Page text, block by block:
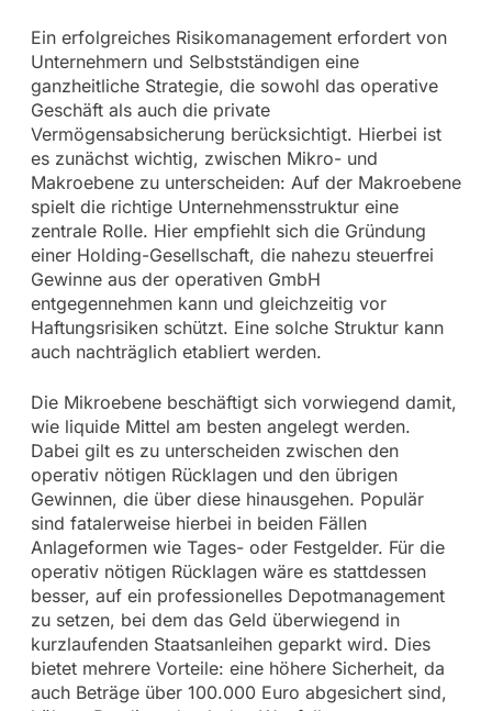
Ein erfolgreiches Risikomanagement erfordert von
Unternehmern und Selbstständigen eine
ganzheitliche Strategie, die sowohl das operative
Geschäft als auch die private
Vermögensabsicherung berücksichtigt. Hierbei ist
es zunächst wichtig, zwischen Mikro- und
Makroebene zu unterscheiden: Auf der Makroebene
spielt die richtige Unternehmensstruktur eine
zentrale Rolle. Hier empfiehlt sich die Gründung
einer Holding-Gesellschaft, die nahezu steuerfrei
Gewinne aus der operativen GmbH
entgegennehmen kann und gleichzeitig vor
Haftungsrisiken schützt. Eine solche Struktur kann
auch nachträglich etabliert werden.
Die Mikroebene beschäftigt sich vorwiegend damit,
wie liquide Mittel am besten angelegt werden.
Dabei gilt es zu unterscheiden zwischen den
operativ nötigen Rücklagen und den übrigen
Gewinnen, die über diese hinausgehen. Populär
sind fatalerweise hierbei in beiden Fällen
Anlageformen wie Tages- oder Festgelder. Für die
operativ nötigen Rücklagen wäre es stattdessen
besser, auf ein professionelles Depotmanagement
zu setzen, bei dem das Geld überwiegend in
kurzlaufenden Staatsanleihen geparkt wird. Dies
bietet mehrere Vorteile: eine höhere Sicherheit, da
auch Beträge über 100.000 Euro abgesichert sind,